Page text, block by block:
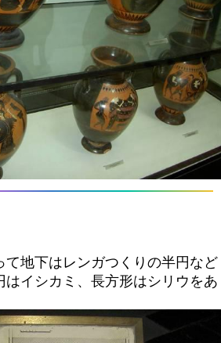
て地下はレンガつくりの半円など
はイシカミ、長方形はシリウをあ